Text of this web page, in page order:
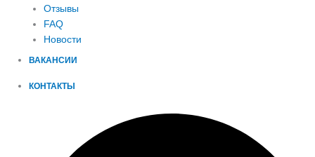
Отзывы
FAQ
Новости
ВАКАНСИИ
КОНТАКТЫ